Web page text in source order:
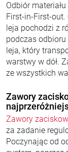
Odbiór
First-in-First-
leja pochodzi z
podczas
leja, który
warstwy w dół.
ze wszystkich
Zawory
Zawory
za zadanie
Poczynając od